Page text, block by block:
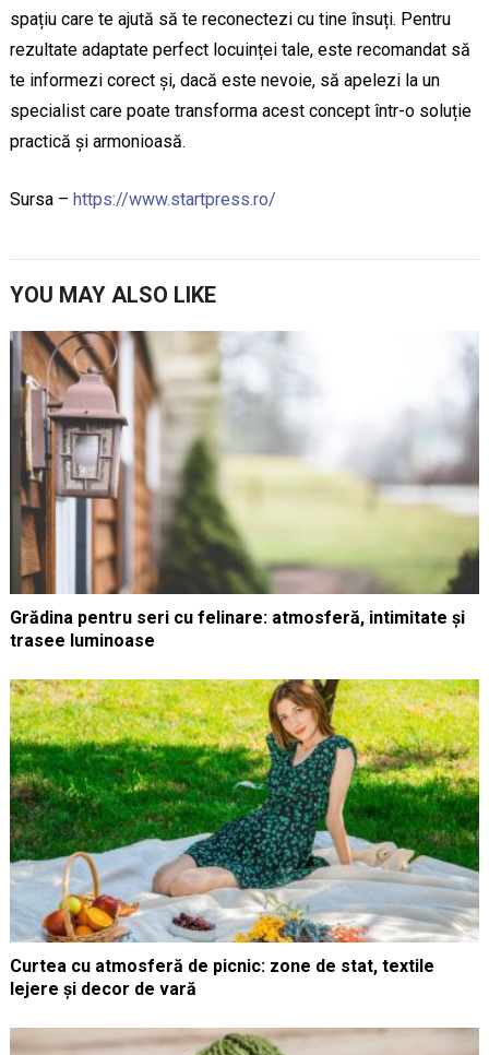
spațiu care te ajută să te reconectezi cu tine însuți. Pentru
rezultate adaptate perfect locuinței tale, este recomandat să
te informezi corect și, dacă este nevoie, să apelezi la un
specialist care poate transforma acest concept într-o soluție
practică și armonioasă.
Sursa – https://www.startpress.ro/
YOU MAY ALSO LIKE
Grădina pentru seri cu felinare: atmosferă, intimitate și
trasee luminoase
Curtea cu atmosferă de picnic: zone de stat, textile
lejere și decor de vară